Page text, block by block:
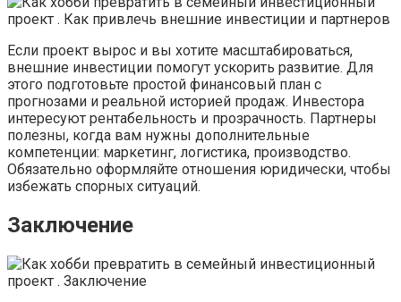
Если проект вырос и вы хотите масштабироваться,
внешние инвестиции помогут ускорить развитие. Для
этого подготовьте простой финансовый план с
прогнозами и реальной историей продаж. Инвестора
интересуют рентабельность и прозрачность. Партнеры
полезны, когда вам нужны дополнительные
компетенции: маркетинг, логистика, производство.
Обязательно оформляйте отношения юридически, чтобы
избежать спорных ситуаций.
Заключение